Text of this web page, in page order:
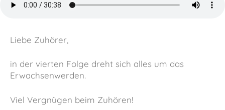
Liebe Zuhörer,
in der vierten Folge dreht sich alles um das
Erwachsenwerden.
Viel Vergnügen beim Zuhören!